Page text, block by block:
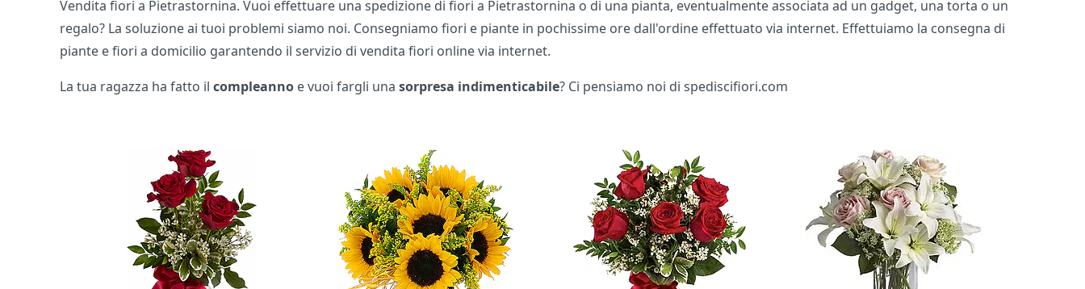
Vendita fiori a Pietrastornina. Vuoi effettuare una spedizione di fiori a Pietrastornina o di una pianta, eventualmente associata ad un gadget, una torta o un
regalo? La soluzione ai tuoi problemi siamo noi. Consegniamo fiori e piante in pochissime ore dall'ordine effettuato via internet. Effettuiamo la consegna di
piante e fiori a domicilio garantendo il servizio di vendita fiori online via internet.
La tua ragazza ha fatto ilcompleanno e vuoi fargli unasorpresa indimenticabile? Ci pensiamo noi di spediscifiori.com
Bouquet di fiori